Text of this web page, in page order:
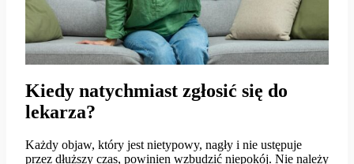
Kiedy natychmiast zgłosić się do
lekarza?
Każdy objaw, który jest nietypowy, nagły i nie ustępuje
przez dłuższy czas, powinien wzbudzić niepokój. Nie należy